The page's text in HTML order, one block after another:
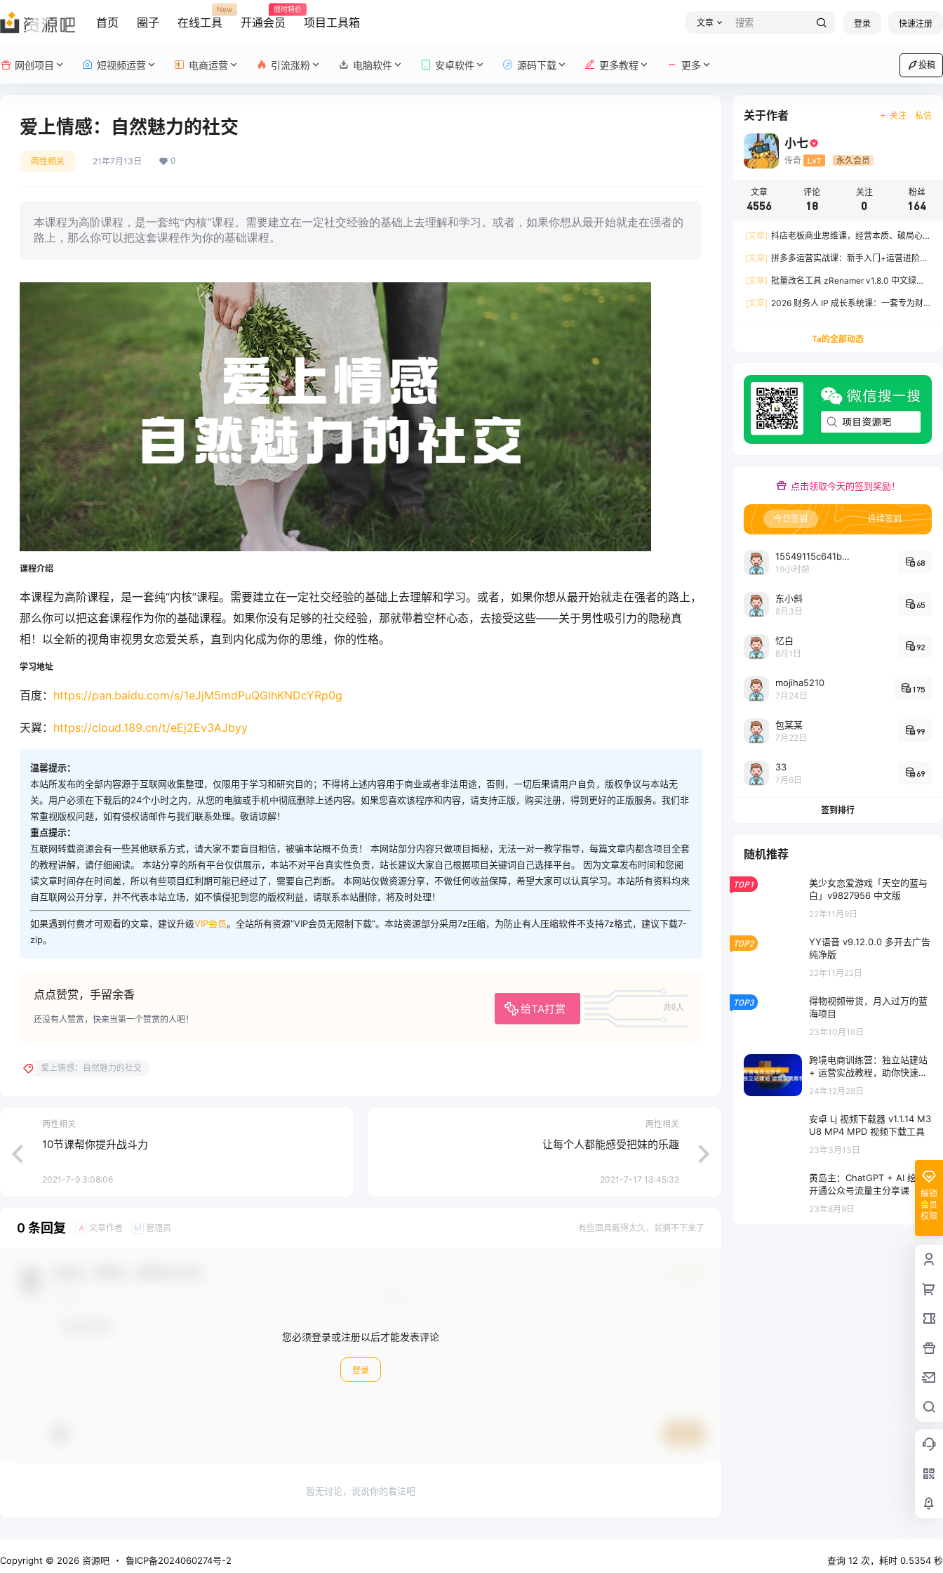
首页 圈子 在线工具
New
开通会员
限时特价
项目工具箱 文章 登录 快速注册
网创项目 短视频运营 电商运营 引流涨粉 电脑软件 安卓软件 源码下载 更多教程 更多 投稿
爱上情感：自然魅力的社交
两性相关 21年7月13日 0
本课程为高阶课程，是一套纯“内核”课程。需要建立在一定社交经验的基础上去理解和学习。或者，如果你想从最开始就走在强者的
路上，那么你可以把这套课程作为你的基础课程。
课程介绍
本课程为高阶课程，是一套纯“内核”课程。需要建立在一定社交经验的基础上去理解和学习。或者，如果你想从最开始就走在强者的路上，
那么你可以把这套课程作为你的基础课程。如果你没有足够的社交经验，那就带着空杯心态，去接受这些——关于男性吸引力的隐秘真
相！以全新的视角审视男女恋爱关系，直到内化成为你的思维，你的性格。
学习地址
百度： https://pan.baidu.com/s/1eJjM5mdPuQGIhKNDcYRp0g
天翼： https://cloud.189.cn/t/eEj2Ev3AJbyy
温馨提示：
本站所发布的全部内容源于互联网收集整理，仅限用于学习和研究目的；不得将上述内容用于商业或者非法用途，否则，一切后果请用户自负，版权争议与本站无
关。用户必须在下载后的24个小时之内，从您的电脑或手机中彻底删除上述内容。如果您喜欢该程序和内容，请支持正版，购买注册，得到更好的正版服务。我们非
常重视版权问题，如有侵权请邮件与我们联系处理。敬请谅解！
重点提示：
互联网转载资源会有一些其他联系方式，请大家不要盲目相信，被骗本站概不负责！ 本网站部分内容只做项目揭秘，无法一对一教学指导，每篇文章内都含项目全套
的教程讲解，请仔细阅读。 本站分享的所有平台仅供展示，本站不对平台真实性负责，站长建议大家自己根据项目关键词自己选择平台。 因为文章发布时间和您阅
读文章时间存在时间差，所以有些项目红利期可能已经过了，需要自己判断。 本网站仅做资源分享，不做任何收益保障，希望大家可以认真学习。本站所有资料均来
自互联网公开分享，并不代表本站立场，如不慎侵犯到您的版权利益，请联系本站删除，将及时处理！
如果遇到付费才可观看的文章，建议升级VIP会员。全站所有资源“VIP会员无限制下载”。本站资源部分采用7z压缩，为防止有人压缩软件不支持7z格式，建议下载7-
zip。
点点赞赏，手留余香
给TA打赏 共0人
还没有人赞赏，快来当第一个赞赏的人吧！
爱上情感：自然魅力的社交
两性相关
10节课帮你提升战斗力
2021-7-9 3:08:06
两性相关
让每个人都能感受把妹的乐趣
2021-7-17 13:45:32
0 条回复 A 文章作者 M 管理员 有些面具戴得太久，就摘不下来了
您必须登录或注册以后才能发表评论
登录
暂无讨论，说说你的看法吧
关于作者 关注 私信
小七
传奇 Lv7 永久会员
文章
4556
评论
18
关注
0
粉丝
164
[文章] 抖店老板商业思维课，经营本质、破局心
增
[文章] 拼多多运营实战课：新手入门+运营进阶、
出百单
[文章] 批量改名工具 zRenamer v1.8.0 中文绿色
[文章] 2026 财务人 IP 成长系统课：一套专为财
Ta的全部动态
点击领取今天的签到奖励！
今日签到 连续签到
15549115c641bc6524e64d1d800349ec7396
19小时前
68
东小斜
8月3日
65
忆白
8月1日
92
mojiha5210
7月24日
175
包某某
7月22日
99
33
7月6日
69
签到排行
随机推荐
TOP1
美少女恋爱游戏「天空的蓝与
白」v9827956 中文版
22年11月9日
TOP2
YY语音 v9.12.0.0 多开去广告
纯净版
22年11月22日
TOP3
得物视频带货，月入过万的蓝
海项目
23年10月18日
跨境电商训练营：独立站建站
+ 运营实战教程，助你快速入
门并精通
24年12月28日
安卓 Lj 视频下载器 v1.1.14 M3
U8 MP4 MPD 视频下载工具
23年3月13日
黄岛主：ChatGPT + AI 绘画
开通公众号流量主分享课
23年8月9日
解锁
会员
权限
Copyright © 2026 资源吧 ・ 鲁ICP备2024060274号-2 查询 12 次，耗时 0.5354 秒